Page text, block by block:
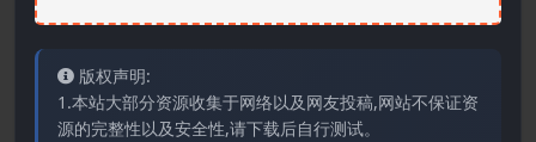
版权声明:
1.本站大部分资源收集于网络以及网友投稿,网站不保证资
源的完整性以及安全性,请下载后自行测试。